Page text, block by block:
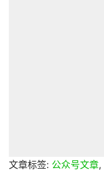
文章标签: 公众号文章,